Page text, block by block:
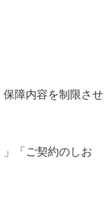
障内容を制限させ
「ご契約のしお